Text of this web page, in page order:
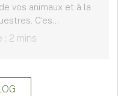
vos animaux et à la
C’es...
: 2 mins